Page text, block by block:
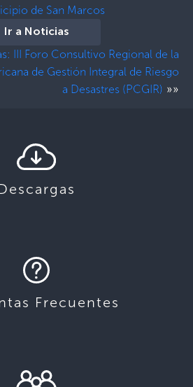
de San Marcos
Ir a Noticias
III Foro Consultivo Regional de la
de Gestión Integral de Riesgo
a Desastres (PCGIR) »»
Frecuentes